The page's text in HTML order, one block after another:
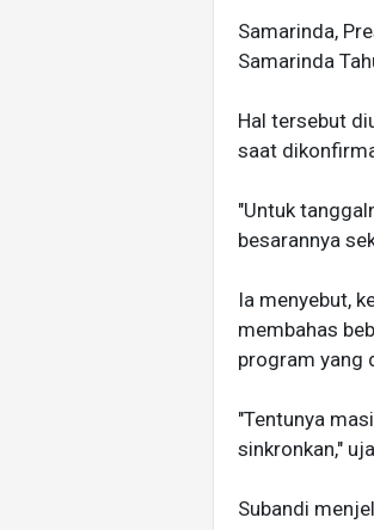
Samarinda,
Samarinda
Hal tersebut
saat
"Untuk
besarannya
Ia menyebut,
membahas
program yang
"Tentunya
sinkronkan,"
Subandi